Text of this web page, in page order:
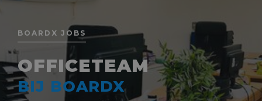
BOARDX JOBS
OFFICETEAM
BIJ BOARDX